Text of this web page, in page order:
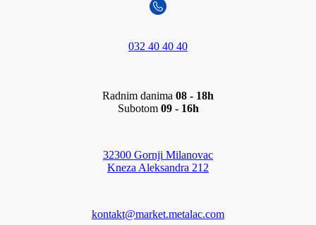
032 40 40 40
Radnim danima 08 - 18h
Subotom 09 - 16h
32300 Gornji Milanovac
Kneza Aleksandra 212
kontakt@market.metalac.com